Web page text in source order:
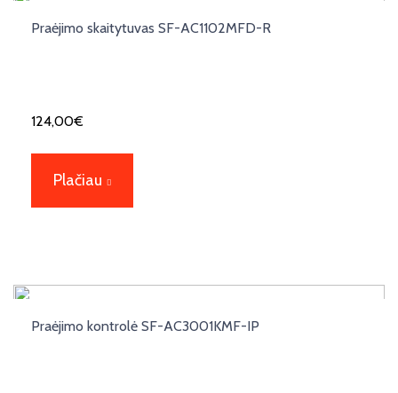
Praėjimo skaitytuvas SF-AC1102MFD-R
124,00€
Plačiau
Praėjimo kontrolė SF-AC3001KMF-IP